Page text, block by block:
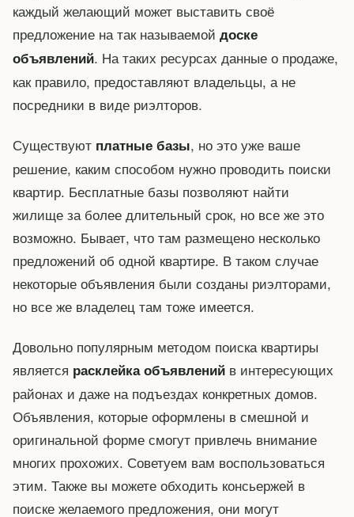
каждый желающий может выставить своё
предложение на так называемой доске
объявлений. На таких ресурсах данные о продаже,
как правило, предоставляют владельцы, а не
посредники в виде риэлторов.
Существуют платные базы, но это уже ваше
решение, каким способом нужно проводить поиски
квартир. Бесплатные базы позволяют найти
жилище за более длительный срок, но все же это
возможно. Бывает, что там размещено несколько
предложений об одной квартире. В таком случае
некоторые объявления были созданы риэлторами,
но все же владелец там тоже имеется.
Довольно популярным методом поиска квартиры
является расклейка объявлений в интересующих
районах и даже на подъездах конкретных домов.
Объявления, которые оформлены в смешной и
оригинальной форме смогут привлечь внимание
многих прохожих. Советуем вам воспользоваться
этим. Также вы можете обходить консьержей в
поиске желаемого предложения, они могут